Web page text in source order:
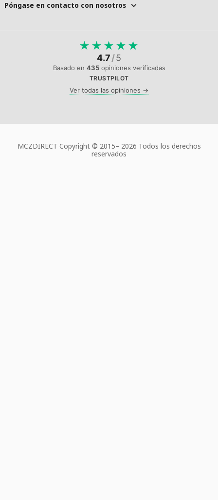
Póngase en contacto con nosotros
★ ★ ★ ★ ★
4.7/5
Basado en 435opiniones verificadas
TRUSTPILOT
Ver todas las opiniones →
MCZDIRECT Copyright © 2015– 2026 Todos los derechos
reservados